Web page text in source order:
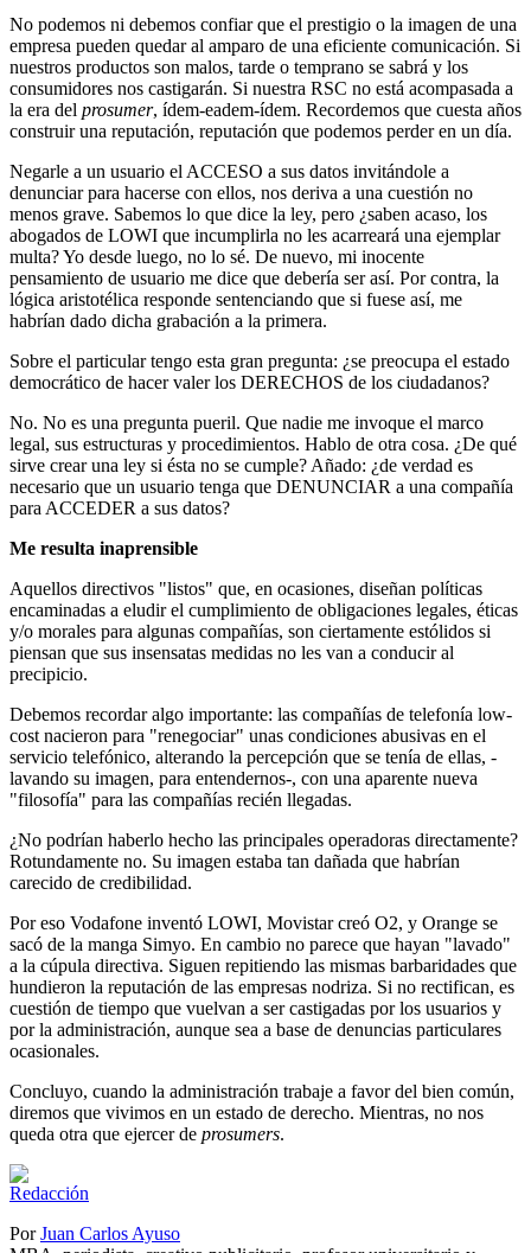
No podemos ni debemos confiar que el prestigio o la imagen de una
empresa pueden quedar al amparo de una eficiente comunicación. Si
nuestros productos son malos, tarde o temprano se sabrá y los
consumidores nos castigarán. Si nuestra RSC no está acompasada a
la era del prosumer, ídem-eadem-ídem. Recordemos que cuesta años
construir una reputación, reputación que podemos perder en un día.
Negarle a un usuario el ACCESO a sus datos invitándole a
denunciar para hacerse con ellos, nos deriva a una cuestión no
menos grave. Sabemos lo que dice la ley, pero ¿saben acaso, los
abogados de LOWI que incumplirla no les acarreará una ejemplar
multa? Yo desde luego, no lo sé. De nuevo, mi inocente
pensamiento de usuario me dice que debería ser así. Por contra, la
lógica aristotélica responde sentenciando que si fuese así, me
habrían dado dicha grabación a la primera.
Sobre el particular tengo esta gran pregunta: ¿se preocupa el estado
democrático de hacer valer los DERECHOS de los ciudadanos?
No. No es una pregunta pueril. Que nadie me invoque el marco
legal, sus estructuras y procedimientos. Hablo de otra cosa. ¿De qué
sirve crear una ley si ésta no se cumple? Añado: ¿de verdad es
necesario que un usuario tenga que DENUNCIAR a una compañía
para ACCEDER a sus datos?
Me resulta inaprensible
Aquellos directivos "listos" que, en ocasiones, diseñan políticas
encaminadas a eludir el cumplimiento de obligaciones legales, éticas
y/o morales para algunas compañías, son ciertamente estólidos si
piensan que sus insensatas medidas no les van a conducir al
precipicio.
Debemos recordar algo importante: las compañías de telefonía low-
cost nacieron para "renegociar" unas condiciones abusivas en el
servicio telefónico, alterando la percepción que se tenía de ellas, -
lavando su imagen, para entendernos-, con una aparente nueva
"filosofía" para las compañías recién llegadas.
¿No podrían haberlo hecho las principales operadoras directamente?
Rotundamente no. Su imagen estaba tan dañada que habrían
carecido de credibilidad.
Por eso Vodafone inventó LOWI, Movistar creó O2, y Orange se
sacó de la manga Simyo. En cambio no parece que hayan "lavado"
a la cúpula directiva. Siguen repitiendo las mismas barbaridades que
hundieron la reputación de las empresas nodriza. Si no rectifican, es
cuestión de tiempo que vuelvan a ser castigadas por los usuarios y
por la administración, aunque sea a base de denuncias particulares
ocasionales.
Concluyo, cuando la administración trabaje a favor del bien común,
diremos que vivimos en un estado de derecho. Mientras, no nos
queda otra que ejercer de prosumers.
PorJuan Carlos Ayuso